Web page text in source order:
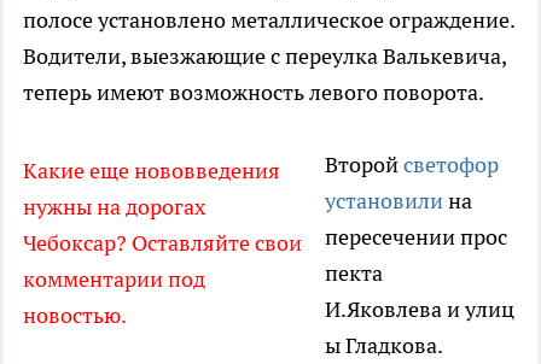
полосе установлено металлическое ограждение.
Водители, выезжающие с переулка Валькевича,
теперь имеют возможность левого поворота.
Какие еще нововведения
нужны на дорогах
Чебоксар? Оставляйте свои
комментарии под
новостью.
Второйсветофор
установилина
пересечении прос
пекта
И.Яковлева и улиц
ы Гладкова.